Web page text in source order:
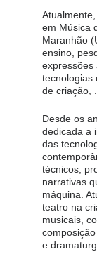
em Música
Maranhão
ensino,
expressões
tecnologias
de criação, .
Desde os
dedicada a
das
técnicos,
narrativas
máquina.
teatro na
musicais,
e